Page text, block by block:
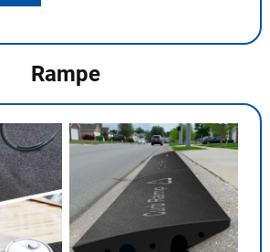
Rampe